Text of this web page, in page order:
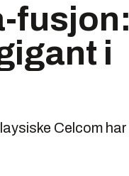
fusjon:
i
Celcom har